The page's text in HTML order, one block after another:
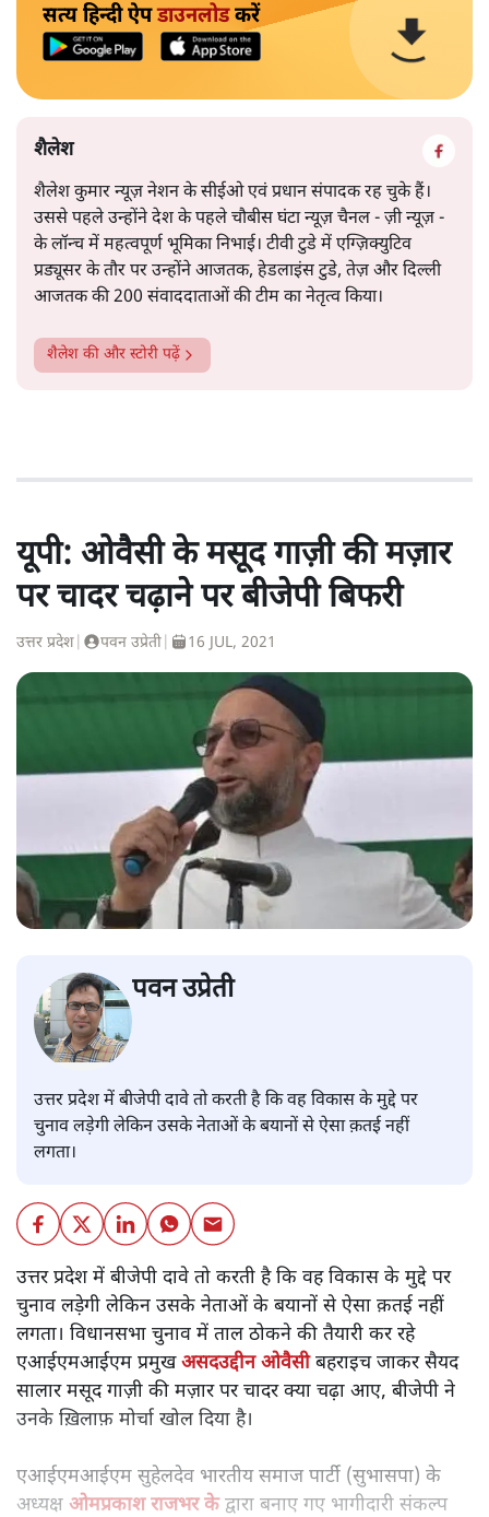
सत्य हिन्दी ऐपडाउनलोडकरें
शैलेश
शैलेश कुमार न्यूज़ नेशन के सीईओ एवं प्रधान संपादक रह चुके हैं।
उससे पहले उन्होंने देश के पहले चौबीस घंटा न्यूज़ चैनल - ज़ी न्यूज़ -
के लॉन्च में महत्वपूर्ण भूमिका निभाई। टीवी टुडे में एग्ज़िक्युटिव
प्रड्यूसर के तौर पर उन्होंने आजतक, हेडलाइंस टुडे, तेज़ और दिल्ली
आजतक की 200 संवाददाताओं की टीम का नेतृत्व किया।
शैलेश की और स्टोरी पढ़ें
यूपी: ओवैसी के मसूद गाज़ी की मज़ार
पर चादर चढ़ाने पर बीजेपी बिफरी
उत्तर प्रदेश पवन उप्रेती 16 JUL, 2021
पवन उप्रेती
उत्तर प्रदेश में बीजेपी दावे तो करती है कि वह विकास के मुद्दे पर
चुनाव लड़ेगी लेकिन उसके नेताओं के बयानों से ऐसा क़तई नहीं
लगता।
उत्तर प्रदेश में बीजेपी दावे तो करती है कि वह विकास के मुद्दे पर
चुनाव लड़ेगी लेकिन उसके नेताओं के बयानों से ऐसा क़तई नहीं
लगता। विधानसभा चुनाव में ताल ठोकने की तैयारी कर रहे
एआईएमआईएम प्रमुखअसदउद्दीन ओवैसीबहराइच जाकर सैयद
सालार मसूद गाज़ी की मज़ार पर चादर क्या चढ़ा आए, बीजेपी ने
उनके ख़िलाफ़ मोर्चा खोल दिया है।
एआईएमआईएम सुहेलदेव भारतीय समाज पार्टी (सुभासपा) के
अध्यक्ष ओमप्रकाश राजभर केद्वारा बनाए गए भागीदारी संकल्प